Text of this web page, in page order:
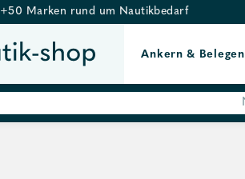
+50 Marken rund um Nautikbedarf
Ankern & Belegen